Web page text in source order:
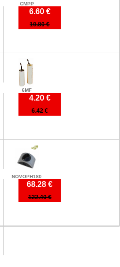
CMPP
6.60 €
10.80 €
6MF
4.20 €
6.42 €
NOVOPH180
68.28 €
122.40 €